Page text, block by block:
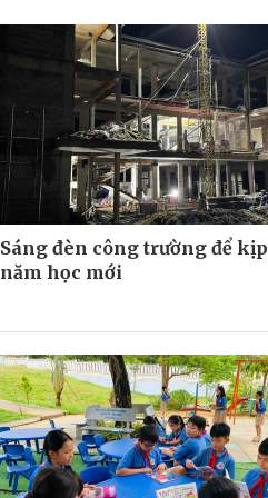
Sáng đèn công trường để kịp
năm học mới